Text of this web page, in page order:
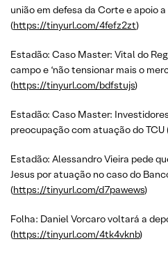
união em defesa da Corte e apoio
(https://tinyurl.com/4fefz2zt)
Estadão: Caso Master: Vital do
campo e ‘não tensionar mais o
(https://tinyurl.com/bdfstujs)
Estadão: Caso Master:
preocupação com atuação do TCU
Estadão: Alessandro Vieira pede
Jesus por atuação no caso do
(https://tinyurl.com/d7pawews)
Folha: Daniel Vorcaro voltará a
(https://tinyurl.com/4tk4vknb)